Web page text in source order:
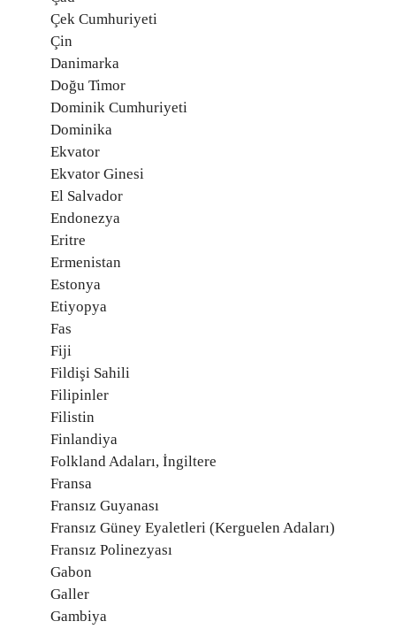
Çek Cumhuriyeti
Çin
Danimarka
Doğu Timor
Dominik Cumhuriyeti
Dominika
Ekvator
Ekvator Ginesi
El Salvador
Endonezya
Eritre
Ermenistan
Estonya
Etiyopya
Fas
Fiji
Fildişi Sahili
Filipinler
Filistin
Finlandiya
Folkland Adaları, İngiltere
Fransa
Fransız Guyanası
Fransız Güney Eyaletleri (Kerguelen Adaları)
Fransız Polinezyası
Gabon
Galler
Gambiya